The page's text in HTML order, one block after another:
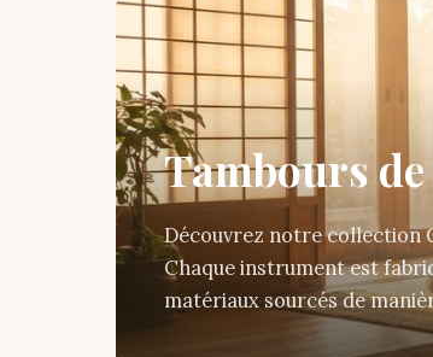
Tambours
Découvrez notre collection
Chaque instrument est
matériaux sourcés de